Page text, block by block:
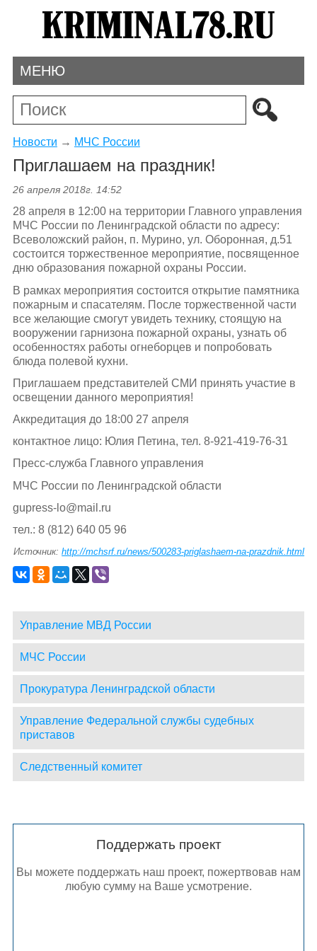
МЕНЮ
Новости → МЧС России
Приглашаем на праздник!
26 апреля 2018г. 14:52
28 апреля в 12:00 на территории Главного управления
МЧС России по Ленинградской области по адресу:
Всеволожский район, п. Мурино, ул. Оборонная, д.51
состоится торжественное мероприятие, посвященное
дню образования пожарной охраны России.
В рамках мероприятия состоится открытие памятника
пожарным и спасателям. После торжественной части
все желающие смогут увидеть технику, стоящую на
вооружении гарнизона пожарной охраны, узнать об
особенностях работы огнеборцев и попробовать
блюда полевой кухни.
Приглашаем представителей СМИ принять участие в
освещении данного мероприятия!
Аккредитация до 18:00 27 апреля
контактное лицо: Юлия Петина, тел. 8-921-419-76-31
Пресс-служба Главного управления
МЧС России по Ленинградской области
gupress-lo@mail.ru
тел.: 8 (812) 640 05 96
Источник:http://mchsrf.ru/news/500283-priglashaem-na-prazdnik.html
Управление МВД России
МЧС России
Прокуратура Ленинградской области
Управление Федеральной службы судебных
приставов
Следственный комитет
Поддержать проект
Вы можете поддержать наш проект, пожертвовав нам
любую сумму на Ваше усмотрение.